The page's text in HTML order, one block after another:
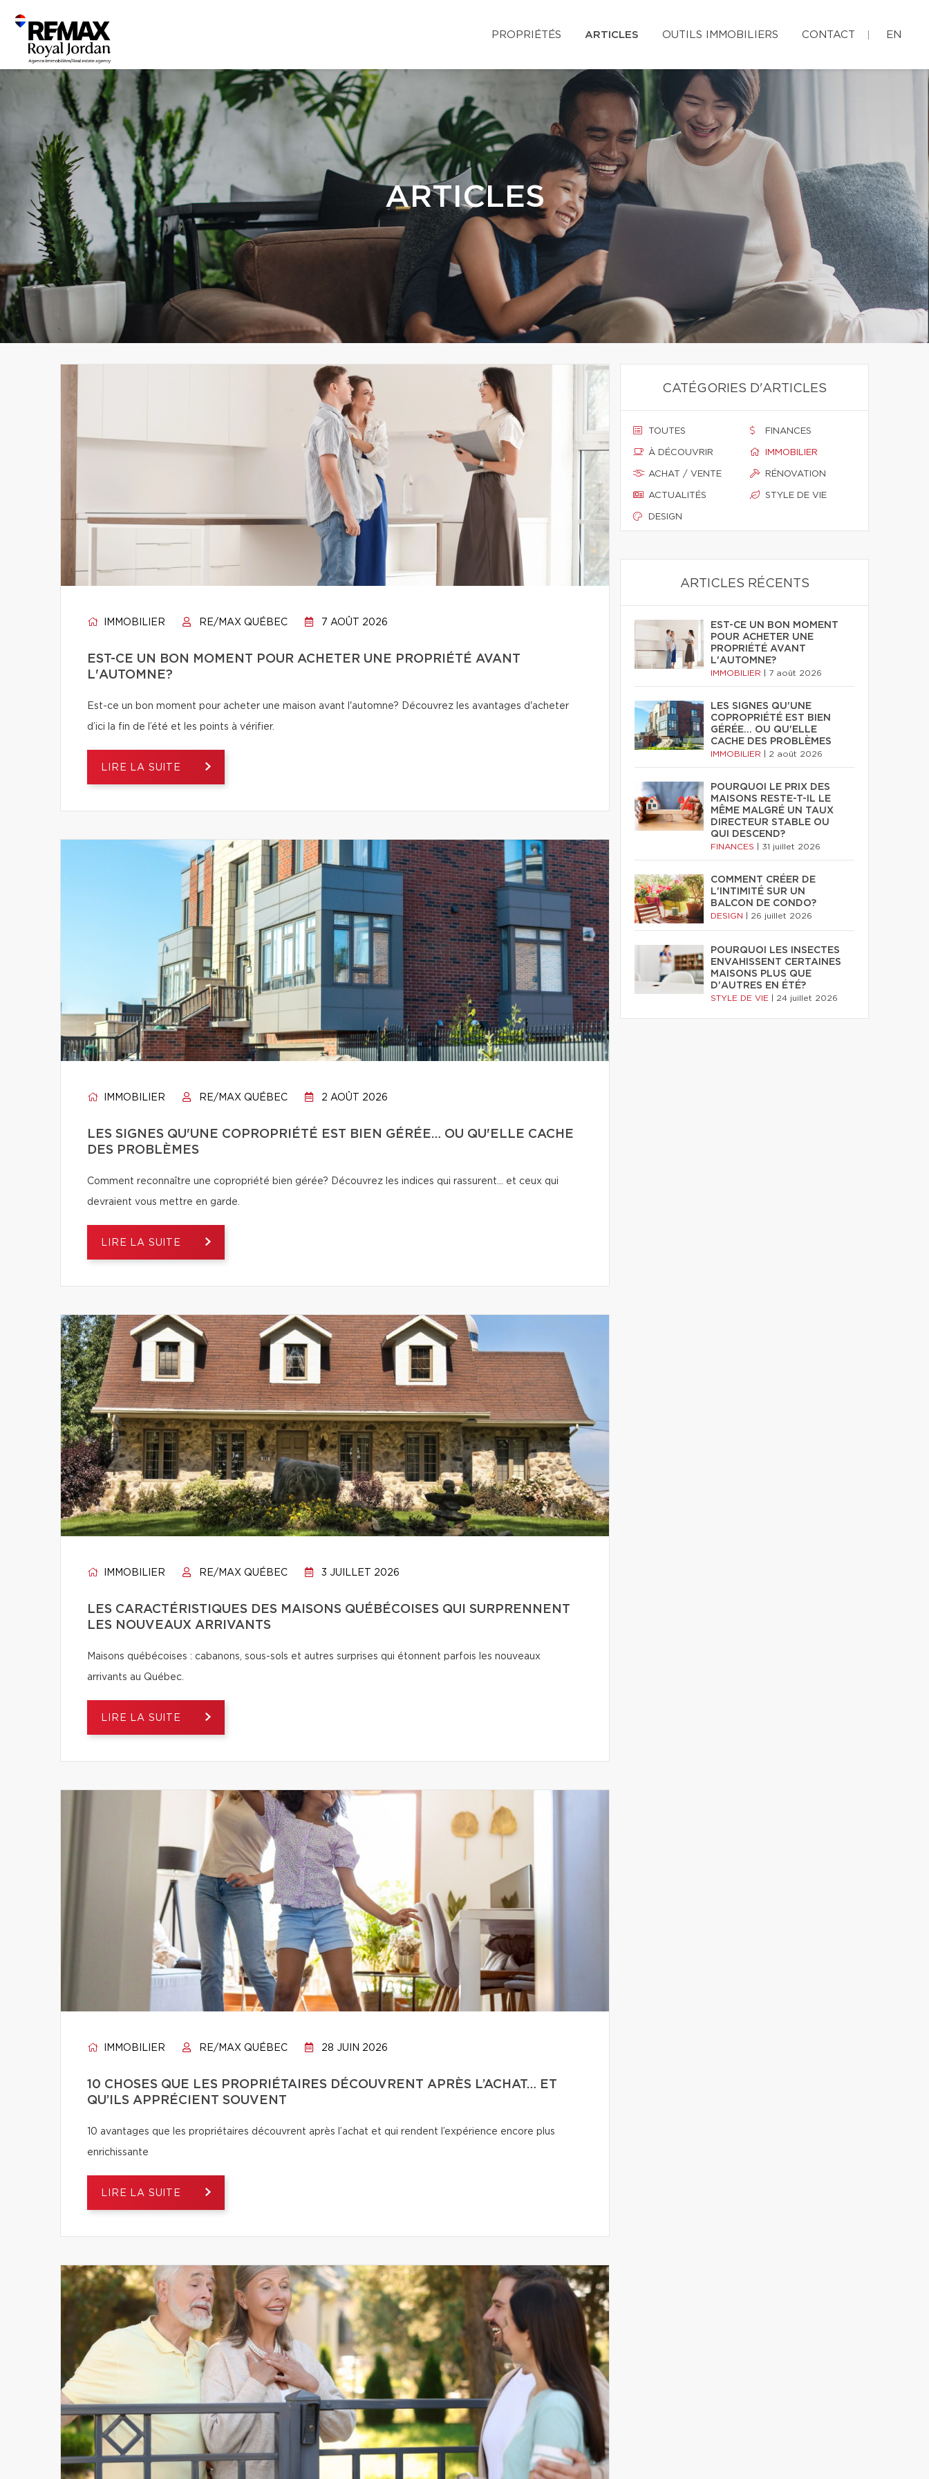
PROPRIÉTÉS ARTICLES OUTILS IMMOBILIERS CONTACT EN
ARTICLES
IMMOBILIER RE/MAX QUÉBEC 7 AOÛT 2026
EST-CE UN BON MOMENT POUR ACHETER UNE PROPRIÉTÉ AVANT
L'AUTOMNE?
Est-ce un bon moment pour acheter une maison avant l'automne? Découvrez les avantages d'acheter
d’ici la fin de l’été et les points à vérifier.
LIRE LA SUITE
IMMOBILIER RE/MAX QUÉBEC 2 AOÛT 2026
LES SIGNES QU'UNE COPROPRIÉTÉ EST BIEN GÉRÉE… OU QU'ELLE CACHE
DES PROBLÈMES
Comment reconnaître une copropriété bien gérée? Découvrez les indices qui rassurent… et ceux qui
devraient vous mettre en garde.
LIRE LA SUITE
IMMOBILIER RE/MAX QUÉBEC 3 JUILLET 2026
LES CARACTÉRISTIQUES DES MAISONS QUÉBÉCOISES QUI SURPRENNENT
LES NOUVEAUX ARRIVANTS
Maisons québécoises : cabanons, sous-sols et autres surprises qui étonnent parfois les nouveaux
arrivants au Québec.
LIRE LA SUITE
IMMOBILIER RE/MAX QUÉBEC 28 JUIN 2026
10 CHOSES QUE LES PROPRIÉTAIRES DÉCOUVRENT APRÈS L’ACHAT… ET
QU’ILS APPRÉCIENT SOUVENT
10 avantages que les propriétaires découvrent après l’achat et qui rendent l’expérience encore plus
enrichissante
LIRE LA SUITE
CATÉGORIES D'ARTICLES
TOUTES
À DÉCOUVRIR
ACHAT / VENTE
ACTUALITÉS
DESIGN
FINANCES
IMMOBILIER
RÉNOVATION
STYLE DE VIE
ARTICLES RÉCENTS
EST-CE UN BON MOMENT
POUR ACHETER UNE
PROPRIÉTÉ AVANT
L'AUTOMNE?
IMMOBILIER 7 août 2026
LES SIGNES QU'UNE
COPROPRIÉTÉ EST BIEN
GÉRÉE… OU QU'ELLE
CACHE DES PROBLÈMES
IMMOBILIER 2 août 2026
POURQUOI LE PRIX DES
MAISONS RESTE-T-IL LE
MÊME MALGRÉ UN TAUX
DIRECTEUR STABLE OU
QUI DESCEND?
FINANCES 31 juillet 2026
COMMENT CRÉER DE
L'INTIMITÉ SUR UN
BALCON DE CONDO?
DESIGN 26 juillet 2026
POURQUOI LES INSECTES
ENVAHISSENT CERTAINES
MAISONS PLUS QUE
D'AUTRES EN ÉTÉ?
STYLE DE VIE 24 juillet 2026